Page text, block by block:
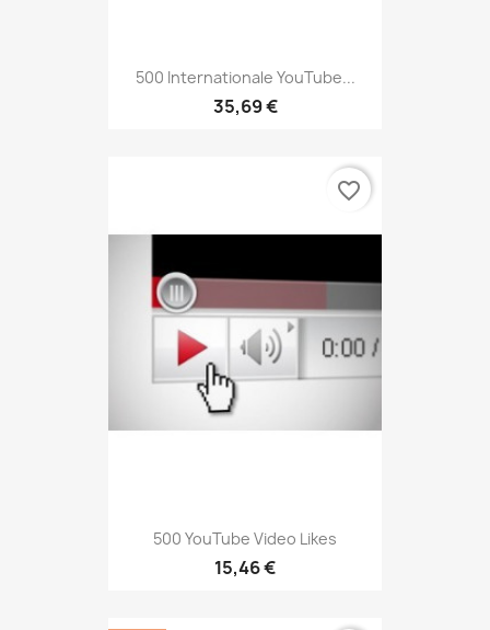
500 Internationale YouTube...
35,69 €
500 YouTube Video Likes
15,46 €
favorite_border